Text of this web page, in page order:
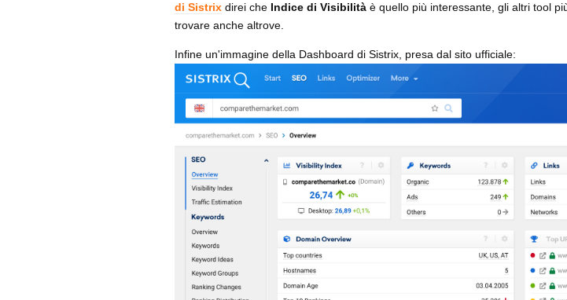
di Sistrix direi che Indice di Visibilità è quello più interessante, gli altri tool
trovare anche altrove.
Infine un'immagine della Dashboard di Sistrix, presa dal sito ufficiale: